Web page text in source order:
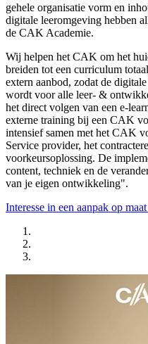
gehele organisatie vorm en
digitale leeromgeving hebben
de CAK Academie.
Wij helpen het CAK om het
breiden tot een curriculum
extern aanbod, zodat de
wordt voor alle leer- &
het direct volgen van een e-
externe training bij een CAK
intensief samen met het CAK
Service provider, het
voorkeursoplossing. De
content, techniek en de
van je eigen ontwikkeling".
Interesse in een aanpak op